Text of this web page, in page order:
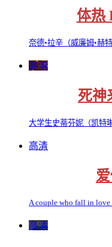
体热
奈德•拉辛（威廉姆•赫
高清
死神
大学生史蒂芬妮（凯特琳
高清
A couple who fall in love
高清